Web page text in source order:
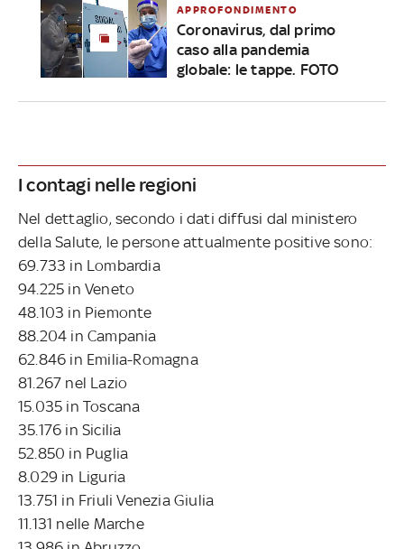
APPROFONDIMENTO
Coronavirus, dal primo
caso alla pandemia
globale: le tappe. FOTO
I contagi nelle regioni
Nel dettaglio, secondo i dati diffusi dal ministero
della Salute, le persone attualmente positive sono:
69.733 in Lombardia
94.225 in Veneto
48.103 in Piemonte
88.204 in Campania
62.846 in Emilia-Romagna
81.267 nel Lazio
15.035 in Toscana
35.176 in Sicilia
52.850 in Puglia
8.029 in Liguria
13.751 in Friuli Venezia Giulia
11.131 nelle Marche